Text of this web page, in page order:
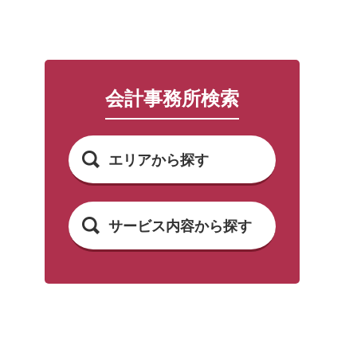
会計事務所検索
エリアから探す
サービス内容から探す